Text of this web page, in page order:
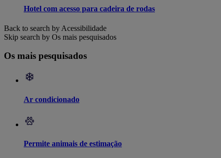
Hotel com acesso para cadeira de rodas
Back to search by Acessibilidade
Skip search by Os mais pesquisados
Os mais pesquisados
Ar condicionado
Permite animais de estimação